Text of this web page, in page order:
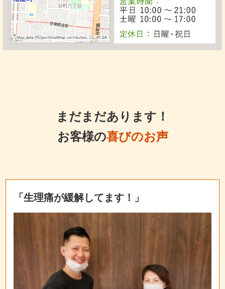
まだまだあります！
お客様の喜びのお声
「生理痛が緩解してます！」